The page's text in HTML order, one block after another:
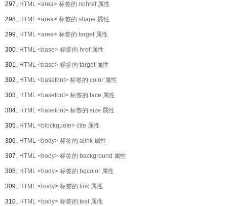
297、HTML <area> 标签的 nohref 属性
298、HTML <area> 标签的 shape 属性
299、HTML <area> 标签的 target 属性
300、HTML <base> 标签的 href 属性
301、HTML <base> 标签的 target 属性
302、HTML <basefont> 标签的 color 属性
303、HTML <basefont> 标签的 face 属性
304、HTML <basefont> 标签的 size 属性
305、HTML <blockquote> cite 属性
306、HTML <body> 标签的 alink 属性
307、HTML <body> 标签的 background 属性
308、HTML <body> 标签的 bgcolor 属性
309、HTML <body> 标签的 link 属性
310、HTML <body> 标签的 text 属性